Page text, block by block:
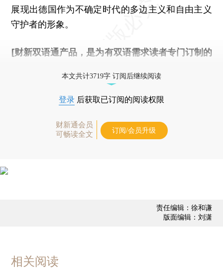
展现出德国作为不确定时代的多边主义和自由主义
守护者的形象。
[财新双语通产品，是为有双语需求读者专门订制的
本文共计3719字 订阅后继续阅读
登录 后获取已订阅的阅读权限
财新通会员
可畅读全文
订阅/会员升级
责任编辑：徐和谦
版面编辑：刘潇
相关阅读